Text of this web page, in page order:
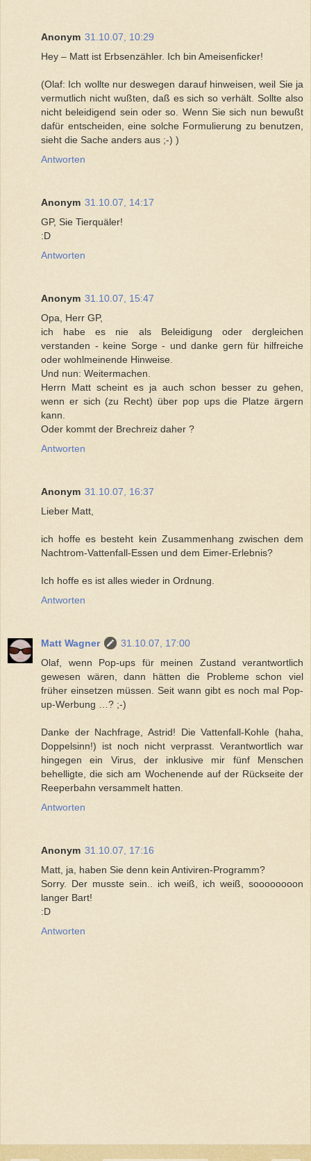
Anonym 31.10.07, 10:29
Hey – Matt ist Erbsenzähler. Ich bin Ameisenficker!
(Olaf: Ich wollte nur deswegen darauf hinweisen, weil Sie ja
vermutlich nicht wußten, daß es sich so verhält. Sollte also
nicht beleidigend sein oder so. Wenn Sie sich nun bewußt
dafür entscheiden, eine solche Formulierung zu benutzen,
sieht die Sache anders aus ;-) )
Antworten
Anonym 31.10.07, 14:17
GP, Sie Tierquäler!
:D
Antworten
Anonym 31.10.07, 15:47
Opa, Herr GP,
ich habe es nie als Beleidigung oder dergleichen
verstanden - keine Sorge - und danke gern für hilfreiche
oder wohlmeinende Hinweise.
Und nun: Weitermachen.
Herrn Matt scheint es ja auch schon besser zu gehen,
wenn er sich (zu Recht) über pop ups die Platze ärgern
kann.
Oder kommt der Brechreiz daher ?
Antworten
Anonym 31.10.07, 16:37
Lieber Matt,
ich hoffe es besteht kein Zusammenhang zwischen dem
Nachtrom-Vattenfall-Essen und dem Eimer-Erlebnis?
Ich hoffe es ist alles wieder in Ordnung.
Antworten
Matt Wagner
31.10.07, 17:00
Olaf, wenn Pop-ups für meinen Zustand verantwortlich
gewesen wären, dann hätten die Probleme schon viel
früher einsetzen müssen. Seit wann gibt es noch mal Pop-
up-Werbung …? ;-)
Danke der Nachfrage, Astrid! Die Vattenfall-Kohle (haha,
Doppelsinn!) ist noch nicht verprasst. Verantwortlich war
hingegen ein Virus, der inklusive mir fünf Menschen
behelligte, die sich am Wochenende auf der Rückseite der
Reeperbahn versammelt hatten.
Antworten
Anonym 31.10.07, 17:16
Matt, ja, haben Sie denn kein Antiviren-Programm?
Sorry. Der musste sein.. ich weiß, ich weiß, soooooooon
langer Bart!
:D
Antworten